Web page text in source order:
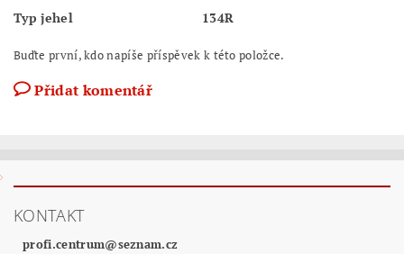
Typ jehel 134R
Buďte první, kdo napíše příspěvek k této položce.
Přidat komentář
KONTAKT
profi.centrum@seznam.cz